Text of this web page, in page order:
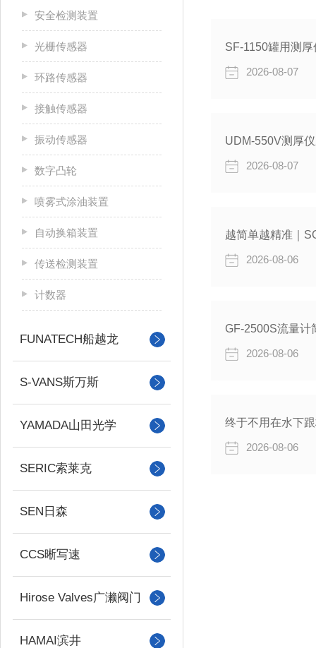
安全检测装置
光栅传感器
环路传感器
接触传感器
振动传感器
数字凸轮
喷雾式涂油装置
自动换箱装置
传送检测装置
计数器
FUNATECH船越龙
S-VANS斯万斯
YAMADA山田光学
SERIC索莱克
SEN日森
CCS晰写速
Hirose Valves广濑阀门
HAMAI滨井
2026-08-07
2026-08-07
越简单越精准｜
2026-08-06
GF-2500S流量计
2026-08-06
终于不用在水下
2026-08-06